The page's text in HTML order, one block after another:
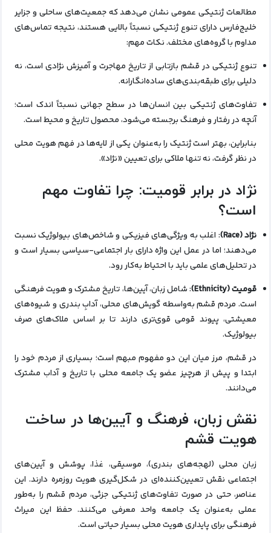
مطالعات ژنتیکی عمومی نشان می‌دهد که جمعیت‌های ساحلی و جزایر
خلیج‌فارس دارای تنوع ژنتیکی نسبتاً بالایی هستند، نتیجه تماس‌های
مداوم با گروه‌های مختلف. نکات مهم:
تنوع ژنتیکی در قشم بازتابی از تاریخ مهاجرت و آمیزش نژادی است، نه
دلیلی برای طبقه‌بندی‌های ساده‌انگارانه.
تفاوت‌های ژنتیکی بین انسان‌ها در سطح جهانی نسبتاً اندک است؛
آنچه در رفتار و فرهنگ برجسته می‌شود، محصول تاریخ و محیط است.
بنابراین، بهتر است ژنتیک را به‌عنوان یکی از لایه‌ها در فهم هویت محلی
در نظر گرفت، نه تنها ملاکی برای تعیین «نژاد».
نژاد در برابر قومیت: چرا تفاوت مهم
است؟
نژاد (Race)
: اغلب به ویژگی‌های فیزیکی و شاخص‌های بیولوژیک نسبت
می‌دهند؛ اما در عمل این واژه دارای بار اجتماعی-سیاسی بسیار است و
در تحلیل‌های علمی باید با احتیاط به‌کار رود.
قومیت (Ethnicity)
: شامل زبان، آیین‌ها، تاریخ مشترک و هویت فرهنگی
است. مردم قشم به‌واسطه گویش‌های محلی، آدابِ بندری و شیوه‌های
معیشتی، پیوند قومی قوی‌تری دارند تا بر اساس ملاک‌های صرف
بیولوژیک.
در قشم، مرز میان این دو مفهوم مبهم است؛ بسیاری از مردم خود را
ابتدا و پیش از هرچیز عضو یک جامعه محلی با تاریخ و آداب مشترک
می‌دانند.
نقش زبان، فرهنگ و آیین‌ها در ساخت
هویت قشم
زبان محلی (لهجه‌های بندری)، موسیقی، غذا، پوشش و آیین‌های
اجتماعی نقش تعیین‌کننده‌ای در شکل‌گیری هویت روزمره دارند. این
عناصر، حتی در صورت تفاوت‌های ژنتیکی جزئی، مردم قشم را به‌طور
عملی به‌عنوان یک جامعه واحد معرفی می‌کنند. حفظ این میراث
فرهنگی برای پایداری هویت محلی بسیار حیاتی است.